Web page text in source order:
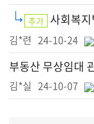
추가 사회복지법인에서 수
김*련 24-10-24
부동산 무상임대
김*실 24-10-07